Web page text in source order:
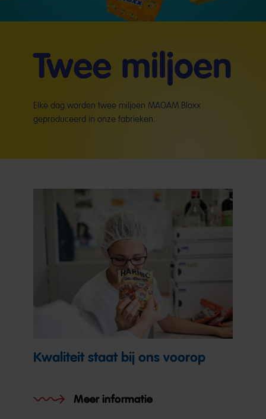
Twee miljoen
Elke dag worden twee miljoen MAOAM Bloxx
geproduceerd in onze fabrieken.
Kwaliteit staat bij ons voorop
Meer informatie